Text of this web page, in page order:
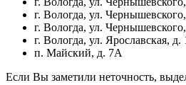
г. Вологда, ул.
г. Вологда, ул.
г. Вологда, ул. Ярославская, д.
п. Майский, д. 7А
Если Вы заметили неточность,